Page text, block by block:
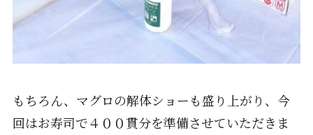
もちろん、マグロの解体ショーも盛り上がり、今
回はお寿司で４００貫分を準備させていただきま